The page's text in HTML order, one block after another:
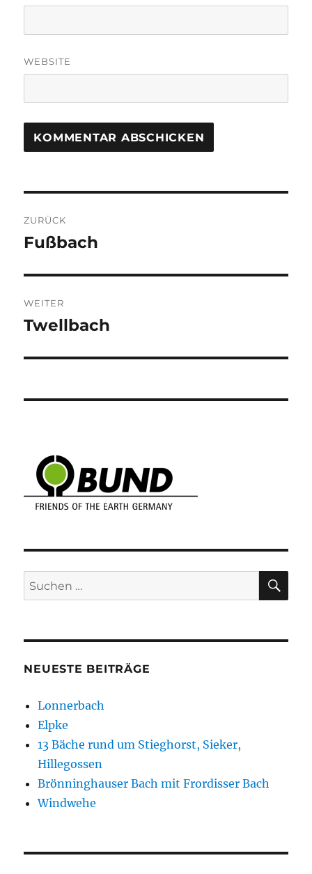
WEBSITE
ZURÜCK
Vorheriger
Fußbach
WEITER
Nächster
Twellbach
Suchen
nach:
NEUESTE BEITRÄGE
Lonnerbach
Elpke
13 Bäche rund um Stieghorst, Sieker,
Hillegossen
Brönninghauser Bach mit Frordisser Bach
Windwehe